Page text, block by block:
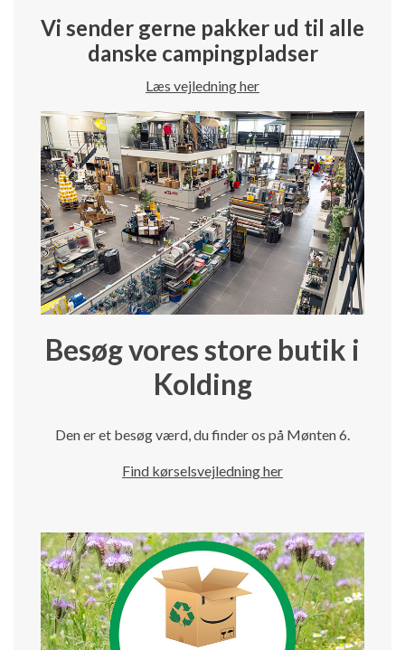
Vi sender gerne pakker ud til alle
danske campingpladser
Læs vejledning her
Besøg vores store butik i
Kolding
Den er et besøg værd, du finder os på Mønten 6.
Find kørselsvejledning her